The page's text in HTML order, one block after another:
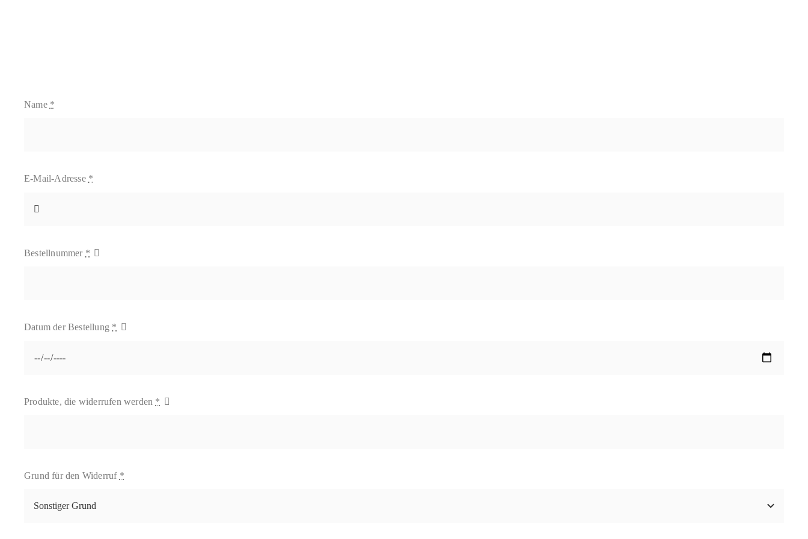
Name *
E-Mail-Adresse *
Bestellnummer *
Datum der Bestellung *
Produkte, die widerrufen werden *
Grund für den Widerruf *